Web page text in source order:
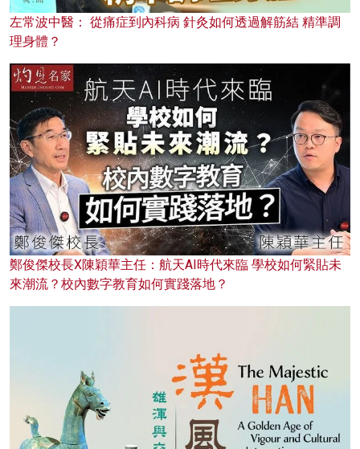
左常波中醫： 從痛症到內科病 針灸如何透過解筋結 精準調
理身體？
鄭俊傑校長X陳穎華主任：航天AI時代來臨 學校如何緊貼未
來潮流？校內數字教育如何實踐落地？